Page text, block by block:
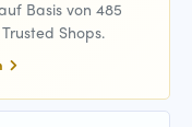
Basis von 485
Shops.